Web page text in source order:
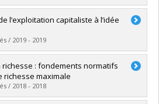
Pascal
Papyrus
l’exploitation capitaliste à l’idée
/ 2019 - 2019
Léonidas Carlos
Papyrus
: fondements normatifs
richesse maximale
/ 2018 - 2018